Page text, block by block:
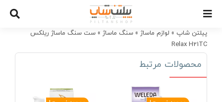
contentپیلتن شاپ » لوازم ماساژ » سنگ ماساژ » ست سنگ ماساژ ریلکس
Relax H21TC
محصولات مرتبط